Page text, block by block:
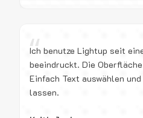
“
Ich benutze Lightup seit
beeindruckt. Die
Einfach Text auswählen
lassen.